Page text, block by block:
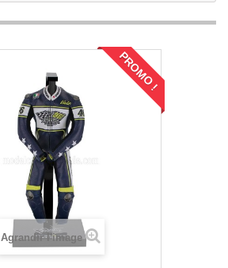
PROMO !
Agrandir l'image